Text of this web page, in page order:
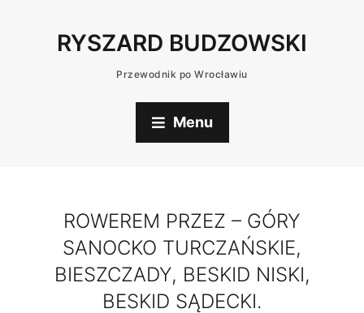
RYSZARD BUDZOWSKI
Przewodnik po Wrocławiu
Menu
ROWEREM PRZEZ – GÓRY
SANOCKO TURCZAŃSKIE,
BIESZCZADY, BESKID NISKI,
BESKID SĄDECKI.